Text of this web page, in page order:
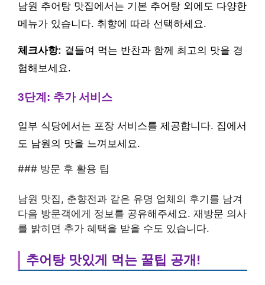
남원 추어탕 맛집에서는 기본 추어탕 외에도 다양한
메뉴가 있습니다. 취향에 따라 선택하세요.
체크사항: 곁들여 먹는 반찬과 함께 최고의 맛을 경
험해보세요.
3단계: 추가 서비스
일부 식당에서는 포장 서비스를 제공합니다. 집에서
도 남원의 맛을 느껴보세요.
### 방문 후 활용 팁
남원 맛집, 춘향전과 같은 유명 업체의 후기를 남겨
다음 방문객에게 정보를 공유해주세요. 재방문 의사
를 밝히면 추가 혜택을 받을 수도 있습니다.
추어탕 맛있게 먹는 꿀팁 공개!